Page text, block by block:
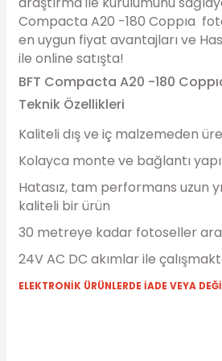
Compacta A20 -180 Coppıa
en uygun fiyat avantajları ve
ile online satışta!
BFT Compacta A20 -180
Teknik Özellikleri
Kaliteli dış ve iç malzemeden
Kolayca monte ve bağlantı
Hatasız, tam performans uzun
kaliteli bir ürün
30 metreye kadar fotoseller
24V AC DC akımlar ile
ELEKTRONİK ÜRÜNLERDE İADE VEYA